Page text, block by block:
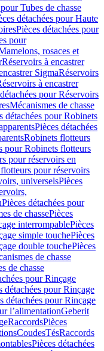
Tubes de chasse
détachées pour Haute
Pièces détachées pour
pour
rosaces et
Réservoirs à encastrer
SigmaRéservoirs
à encastrer
pour Réservoirs
Mécanismes de chasse
détachées pour Robinets
Pièces détachées
Robinets flotteurs
pour Robinets flotteurs
pour réservoirs en
pour réservoirs
universelsPièces
Pièces détachées pour
de chassePièces
interrompablePièces
simple touchePièces
double touchePièces
de chasse
de chasse
pour Rinçage
détachées pour Rinçage
détachées pour Rinçage
l’alimentationGeberit
RaccordsPièces
CoudesTésRaccords
Pièces détachées